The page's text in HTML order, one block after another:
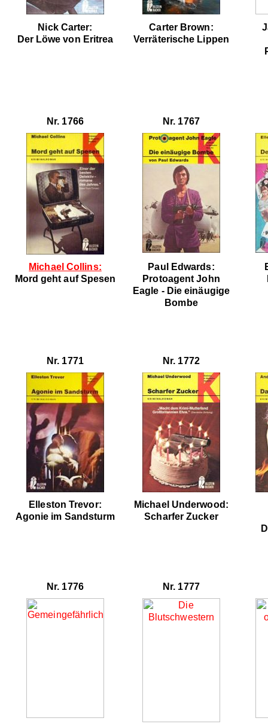
Nick Carter:
Der Löwe von Eritrea
Carter Brown:
Verräterische Lippen
Nr. 1766 Nr. 1767
Michael Collins:
Mord geht auf Spesen
Paul Edwards:
Protoagent John
Eagle - Die einäugige
Bombe
Nr. 1771 Nr. 1772
Elleston Trevor:
Agonie im Sandsturm
Michael Underwood:
Scharfer Zucker
Nr. 1776 Nr. 1777